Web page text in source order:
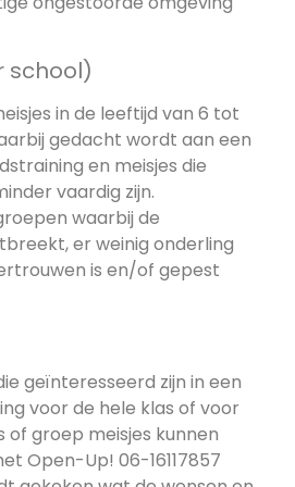
school)
in de leeftijd van 6 tot
gedacht wordt aan een
en meisjes die
vaardig zijn.
waarbij de
er weinig onderling
is en/of gepest
geïnteresseerd zijn in een
voor de hele klas of voor
of groep meisjes kunnen
Open-Up! 06-16117857